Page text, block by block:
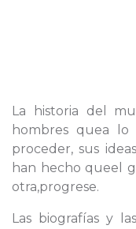
La historia del
hombres quea lo
proceder, sus
han hecho queel
otra,progrese.
Las biografías y